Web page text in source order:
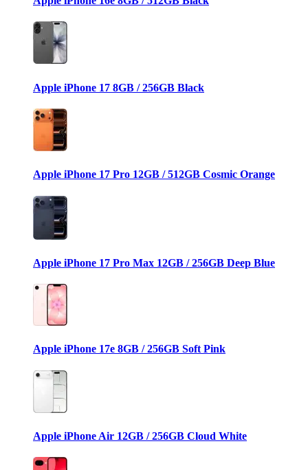
Apple iPhone 17 8GB / 256GB Black
Apple iPhone 17 Pro 12GB / 512GB Cosmic Orange
Apple iPhone 17 Pro Max 12GB / 256GB Deep Blue
Apple iPhone 17e 8GB / 256GB Soft Pink
Apple iPhone Air 12GB / 256GB Cloud White